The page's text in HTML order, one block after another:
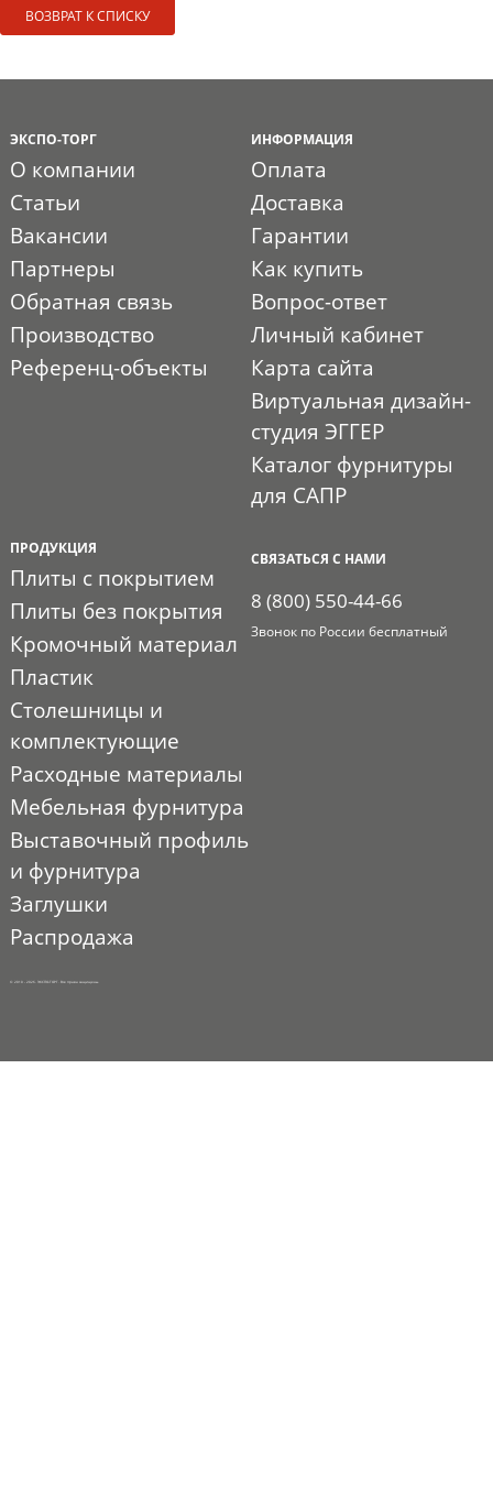
ВОЗВРАТ К СПИСКУ
ЭКСПО-ТОРГ
О компании
Статьи
Вакансии
Партнеры
Обратная связь
Производство
Референц-объекты
ИНФОРМАЦИЯ
Оплата
Доставка
Гарантии
Как купить
Вопрос-ответ
Личный кабинет
Карта сайта
Виртуальная дизайн-
студия ЭГГЕР
Каталог фурнитуры
для САПР
ПРОДУКЦИЯ
Плиты с покрытием
Плиты без покрытия
Кромочный материал
Пластик
Столешницы и
комплектующие
Расходные материалы
Мебельная фурнитура
Выставочный профиль
и фурнитура
Заглушки
Распродажа
СВЯЗАТЬСЯ С НАМИ
8 (800) 550-44-66
Звонок по России бесплатный
© 2010 - 2026. ЭКСПО-ТОРГ. Все права защищены.